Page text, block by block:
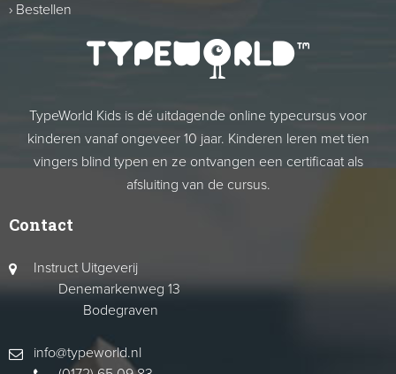
› Bestellen
TypeWorld Kids is dé uitdagende online typecursus voor
kinderen vanaf ongeveer 10 jaar. Kinderen leren met tien
vingers blind typen en ze ontvangen een certificaat als
afsluiting van de cursus.
Contact
Instruct Uitgeverij
Denemarkenweg 13
Bodegraven
info@typeworld.nl